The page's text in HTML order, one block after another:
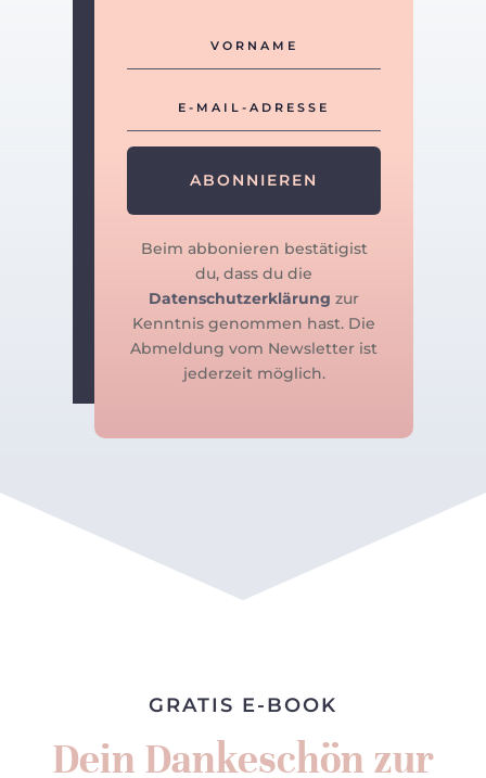
ABONNIEREN
Beim abbonieren bestätigist
du, dass du die
Datenschutzerklärung zur
Kenntnis genommen hast. Die
Abmeldung vom Newsletter ist
jederzeit möglich.
GRATIS E-BOOK
Dein Dankeschön zur